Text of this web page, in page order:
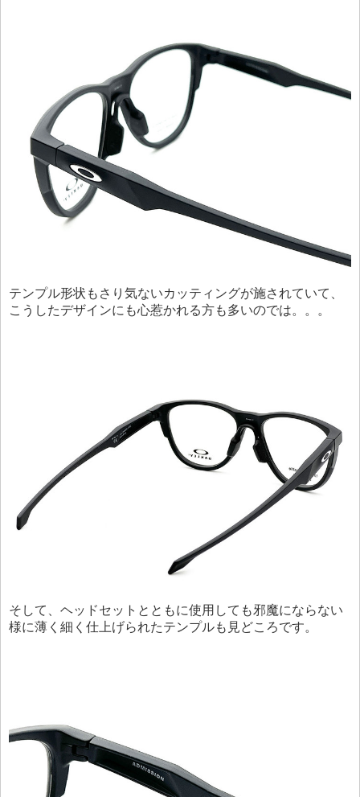
テンプル形状もさり気ないカッティングが施されていて、
こうしたデザインにも心惹かれる方も多いのでは。。。
そして、ヘッドセットとともに使用しても邪魔にならない
様に薄く細く仕上げられたテンプルも見どころです。